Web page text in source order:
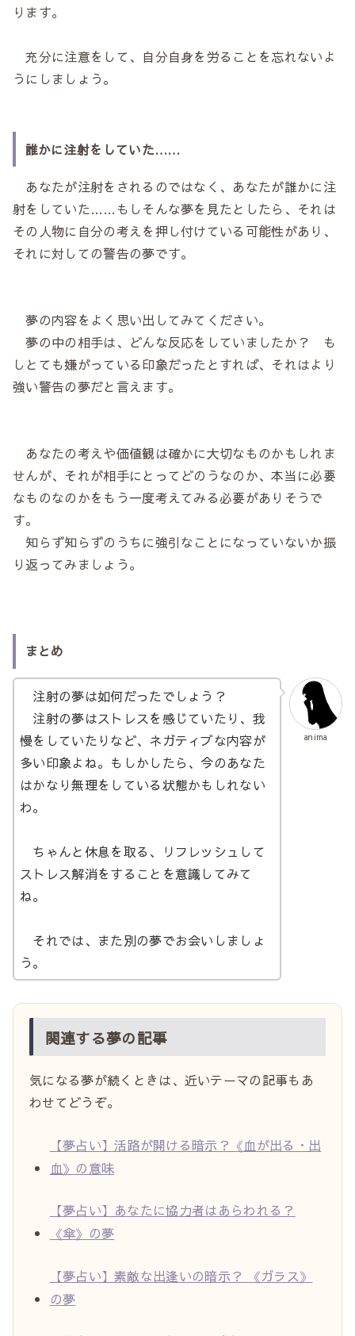
ります。
充分に注意をして、自分自身を労ることを忘れないよ
うにしましょう。
誰かに注射をしていた……
あなたが注射をされるのではなく、あなたが誰かに注
射をしていた……もしそんな夢を見たとしたら、それは
その人物に自分の考えを押し付けている可能性があり、
それに対しての警告の夢です。
夢の内容をよく思い出してみてください。
夢の中の相手は、どんな反応をしていましたか？ も
しとても嫌がっている印象だったとすれば、それはより
強い警告の夢だと言えます。
あなたの考えや価値観は確かに大切なものかもしれま
せんが、それが相手にとってどのうなのか、本当に必要
なものなのかをもう一度考えてみる必要がありそうで
す。
知らず知らずのうちに強引なことになっていないか振
り返ってみましょう。
まとめ
anima
注射の夢は如何だったでしょう？
注射の夢はストレスを感じていたり、我
慢をしていたりなど、ネガティブな内容が
多い印象よね。もしかしたら、今のあなた
はかなり無理をしている状態かもしれない
わ。
ちゃんと休息を取る、リフレッシュして
ストレス解消をすることを意識してみて
ね。
それでは、また別の夢でお会いしましょ
う。
関連する夢の記事
気になる夢が続くときは、近いテーマの記事もあ
わせてどうぞ。
【夢占い】活路が開ける暗示？《血が出る・出
血》の意味
【夢占い】あなたに協力者はあらわれる？
《傘》の夢
【夢占い】素敵な出逢いの暗示？ 《ガラス》
の夢